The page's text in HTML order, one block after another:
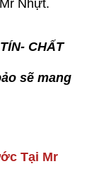
Nhựt.
CHẤT
sẽ mang
Tại Mr